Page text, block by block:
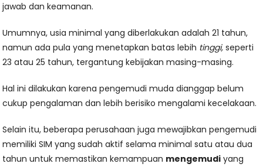
jawab dan keamanan.
Umumnya, usia minimal yang diberlakukan adalah 21 tahun,
namun ada pula yang menetapkan batas lebih tinggi, seperti
23 atau 25 tahun, tergantung kebijakan masing-masing.
Hal ini dilakukan karena pengemudi muda dianggap belum
cukup pengalaman dan lebih berisiko mengalami kecelakaan.
Selain itu, beberapa perusahaan juga mewajibkan pengemudi
memiliki SIM yang sudah aktif selama minimal satu atau dua
tahun untuk memastikan kemampuan mengemudi yang